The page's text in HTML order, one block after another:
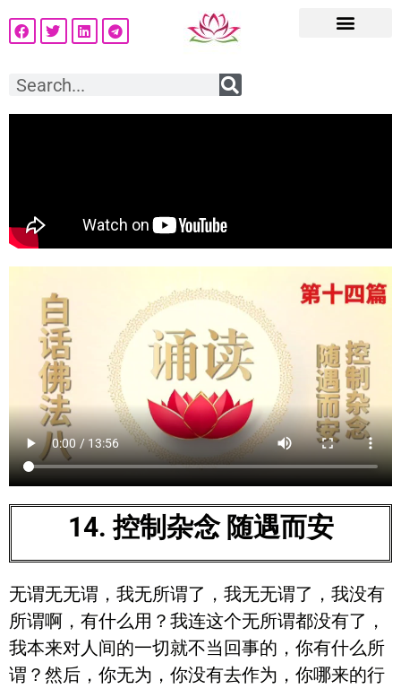
14. 控制杂念 随遇而安
无谓无无谓，我无所谓了，我无无谓了，我没有
所谓啊，有什么用？我连这个无所谓都没有了，
我本来对人间的一切就不当回事的，你有什么所
谓？然后，你无为，你没有去作为，你哪来的行